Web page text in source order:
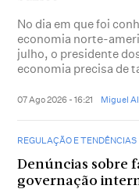
No dia em que foi
economia norte-
julho, o presidente
economia precisa de
07 Ago 2026 - 16:21 Miguel
REGULAÇÃO E TENDÊNCIAS
Denúncias sobre
governação